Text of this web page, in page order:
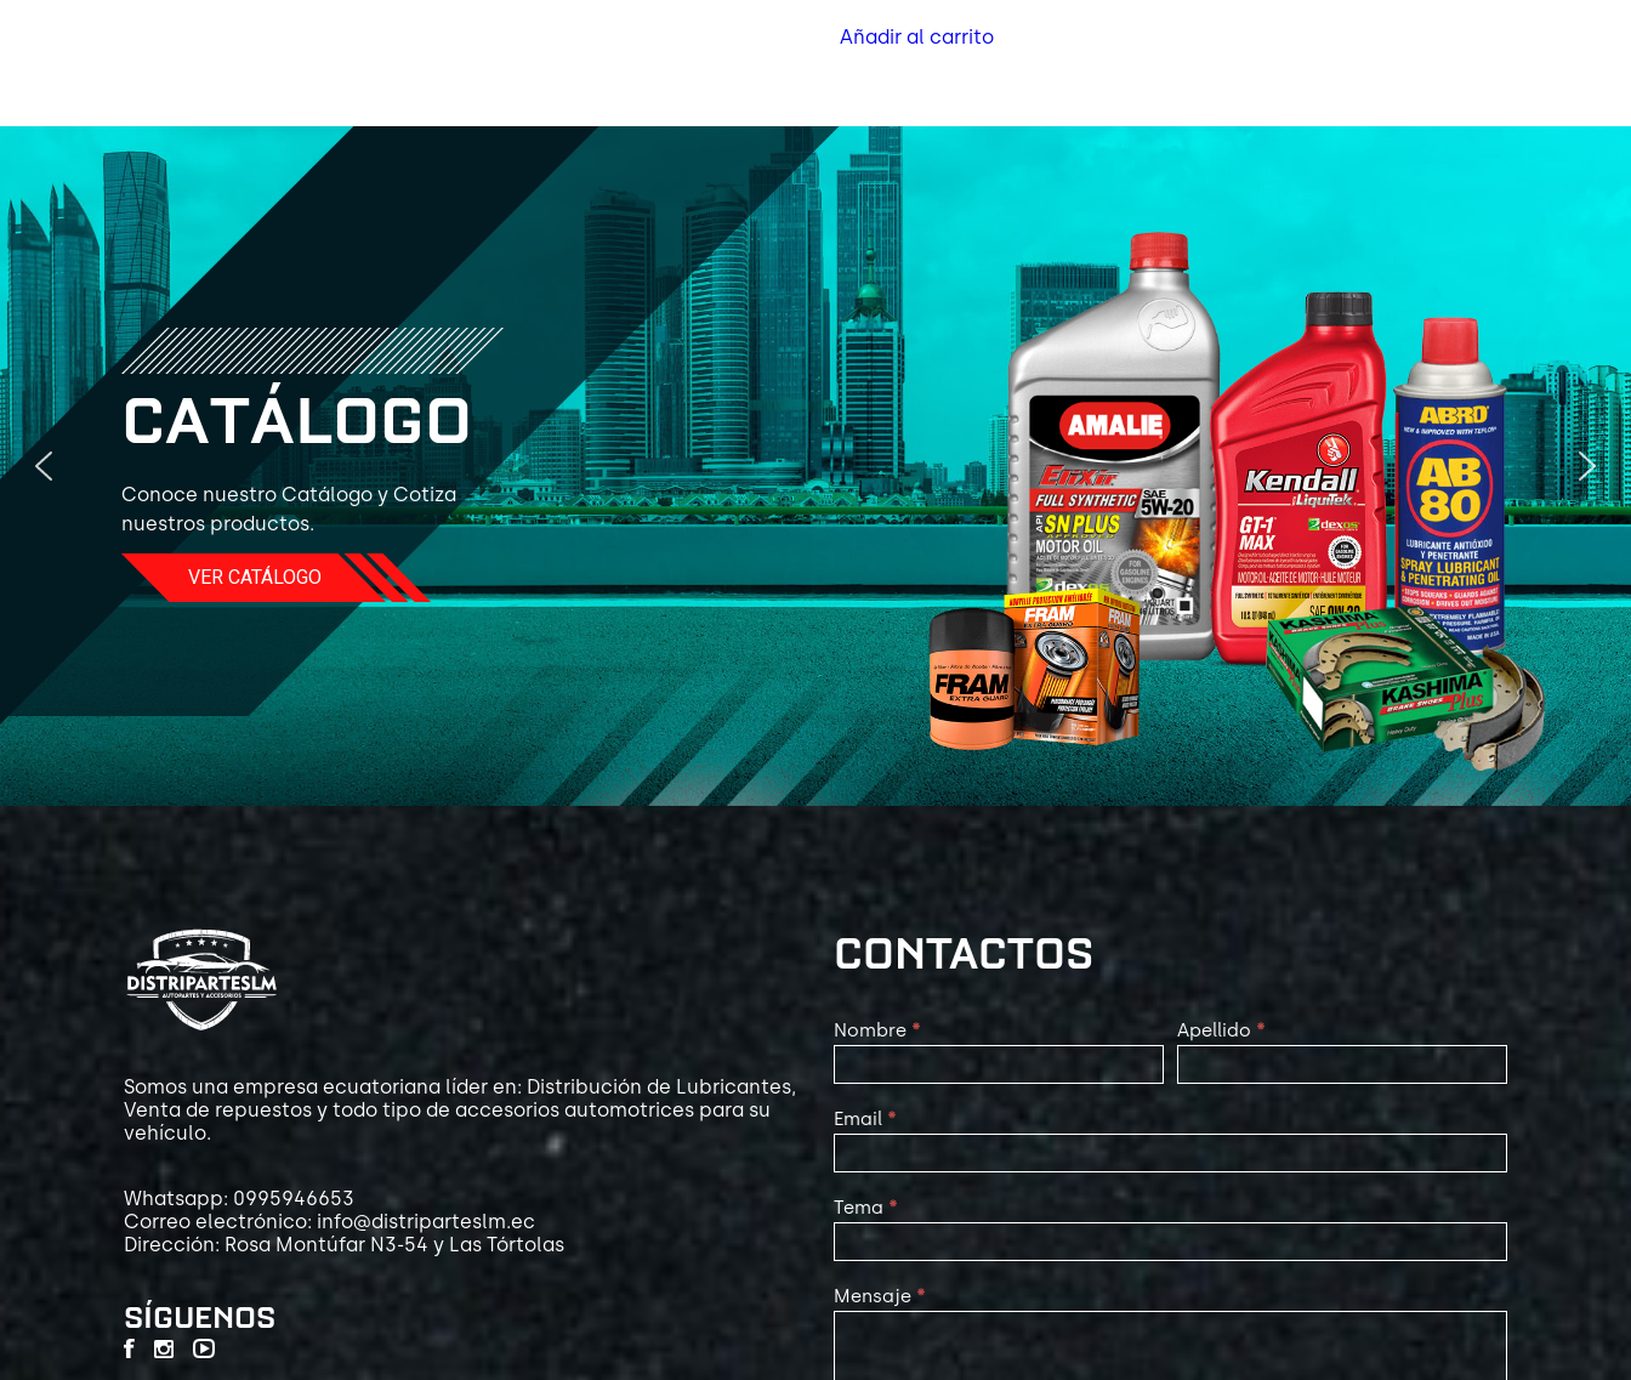
Añadir al carrito
CATÁLOGO
Conoce nuestro Catálogo y Cotiza
nuestros productos.
VER CATÁLOGO
Somos una empresa ecuatoriana líder en: Distribución de Lubricantes,
Venta de repuestos y todo tipo de accesorios automotrices para su
vehículo.
Whatsapp: 0995946653
Correo electrónico: info@distriparteslm.ec
Dirección: Rosa Montúfar N3-54 y Las Tórtolas
SÍGUENOS
CONTACTOS
Contact
Us
Nombre * Apellido *
Email *
Tema *
Mensaje *